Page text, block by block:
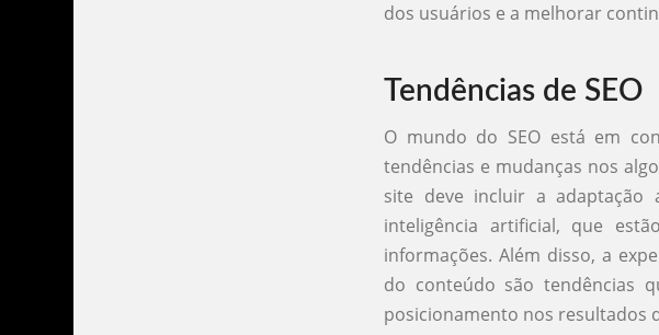
dos usuários e a melhorar
Tendências de SEO
O mundo do SEO está em
tendências e mudanças nos
site deve incluir a
inteligência artificial, que
informações. Além disso, a
do conteúdo são tendências
posicionamento nos resultados